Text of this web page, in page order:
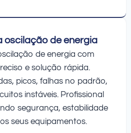
oscilação de energia
de energia com
e solução rápida.
picos, falhas no padrão,
instáveis. Profissional
segurança, estabilidade
seus equipamentos.